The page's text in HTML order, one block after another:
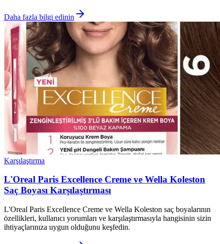
Daha fazla bilgi edinin
Karşılaştırma
L'Oreal Paris Excellence Creme ve Wella Koleston
Saç Boyası Karşılaştırması
L'Oreal Paris Excellence Creme ve Wella Koleston saç boyalarının
özellikleri, kullanıcı yorumları ve karşılaştırmasıyla hangisinin sizin
ihtiyaçlarınıza uygun olduğunu keşfedin.